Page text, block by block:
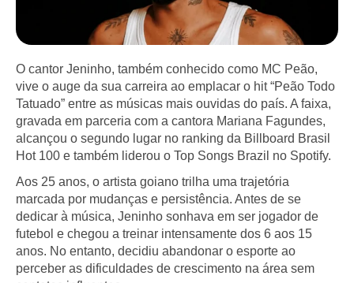
O cantor Jeninho, também conhecido como MC Peão,
vive o auge da sua carreira ao emplacar o hit “Peão Todo
Tatuado” entre as músicas mais ouvidas do país. A faixa,
gravada em parceria com a cantora Mariana Fagundes,
alcançou o segundo lugar no ranking da Billboard Brasil
Hot 100 e também liderou o Top Songs Brazil no Spotify.
Aos 25 anos, o artista goiano trilha uma trajetória
marcada por mudanças e persistência. Antes de se
dedicar à música, Jeninho sonhava em ser jogador de
futebol e chegou a treinar intensamente dos 6 aos 15
anos. No entanto, decidiu abandonar o esporte ao
perceber as dificuldades de crescimento na área sem